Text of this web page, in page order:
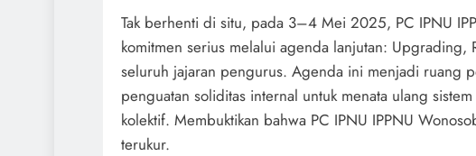
Tak berhenti di situ, pada 3–4 Mei 2025, PC IPNU
komitmen serius melalui agenda lanjutan: Upgrading,
seluruh jajaran pengurus. Agenda ini menjadi ruang
penguatan soliditas internal untuk menata ulang
kolektif. Membuktikan bahwa PC IPNU IPPNU
terukur.